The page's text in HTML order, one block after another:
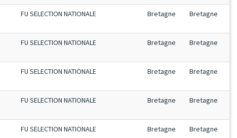
FU SELECTION NATIONALE Bretagne Bretagne
FU SELECTION NATIONALE Bretagne Bretagne
FU SELECTION NATIONALE Bretagne Bretagne
FU SELECTION NATIONALE Bretagne Bretagne
FU SELECTION NATIONALE Bretagne Bretagne